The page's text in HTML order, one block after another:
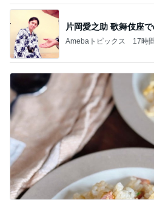
片岡愛之助 歌舞伎座
Amebaトピックス 17時